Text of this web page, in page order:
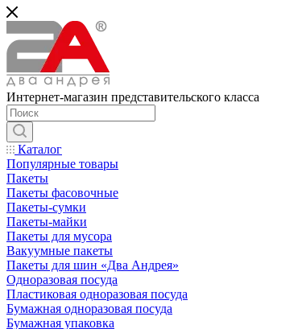
Интернет-магазин представительского класса
Каталог
Популярные товары
Пакеты
Пакеты фасовочные
Пакеты-сумки
Пакеты-майки
Пакеты для мусора
Вакуумные пакеты
Пакеты для шин «Два Андрея»
Одноразовая посуда
Пластиковая одноразовая посуда
Бумажная одноразовая посуда
Бумажная упаковка